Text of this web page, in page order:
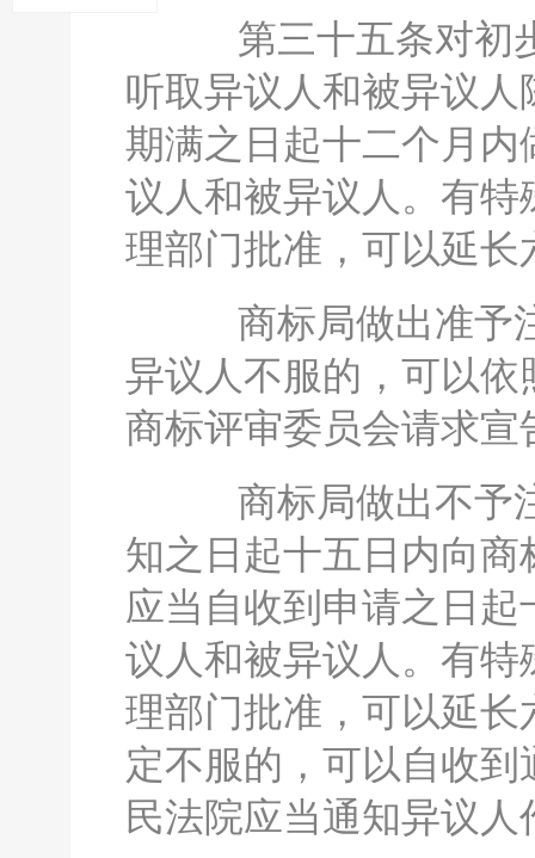
第三十五条对初
听取异议人和被异议
期满之日起十二个月
议人和被异议人。有
理部门批准，可以延长
商标局做出准予
异议人不服的，可以
商标评审委员会请求
商标局做出不予
知之日起十五日内向
应当自收到申请之日
议人和被异议人。有
理部门批准，可以延
定不服的，可以自收
民法院应当通知异议